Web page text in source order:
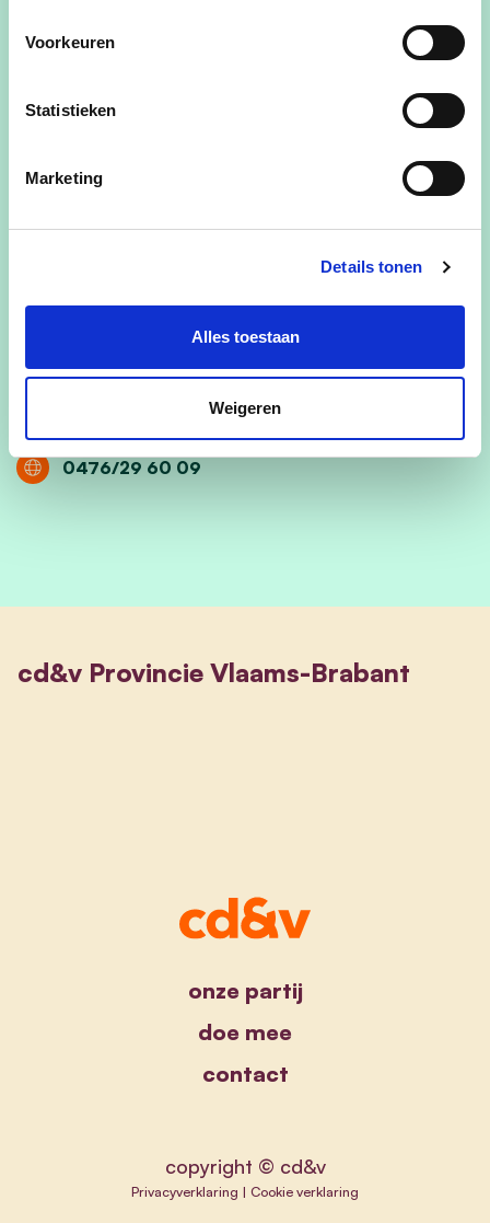
Voorkeuren
Statistieken
Marketing
Details tonen
Alles toestaan
Weigeren
Van 1985 tot 1994 was ze raadslid van het OCMW
en van 1995 tot 2021 gemeenteraadslid van
Aarschot. Van januari tot mei 1995 zetelde
Ottenbourgh in de Senaat als provinciaal senator
van FERM thuiszorg, kinderopvang en
0476/29 60 09
cd&v Provincie Vlaams-Brabant
onze partij
doe mee
contact
copyright © cd&v
Privacyverklaring | Cookie verklaring